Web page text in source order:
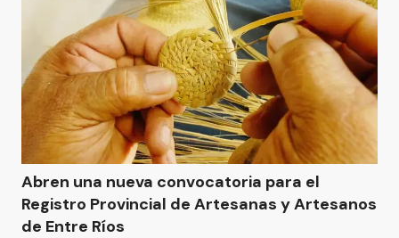
Abren una nueva convocatoria para el
Registro Provincial de Artesanas y Artesanos
de Entre Ríos